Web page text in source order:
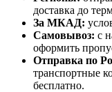
доставка до
За МКАД:
Самовывоз: с
оформить
Отправка по
транспортные
бесплатно.